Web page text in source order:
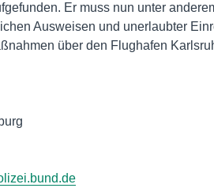
Er muss nun unter
Ausweisen und unerlaubter
über den Flughafen